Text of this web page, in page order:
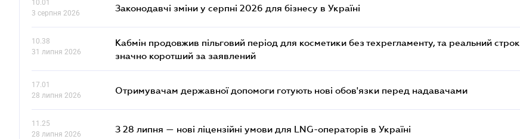
10.01
3 серпня 2026
Законодавчі зміни у серпні 2026 для бізнесу в Україні
10.38
31 липня 2026
Кабмін продовжив пільговий період для косметики без техрегламенту, та реальний строк
значно коротший за заявлений
17.01
28 липня 2026
Отримувачам державної допомоги готують нові обов'язки перед надавачами
11.25
28 липня 2026
З 28 липня — нові ліцензійні умови для LNG-операторів в Україні